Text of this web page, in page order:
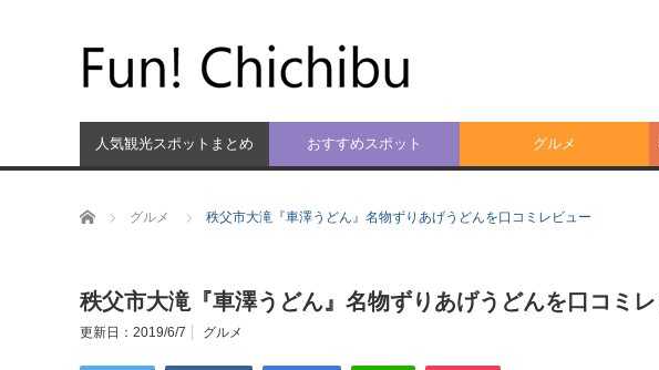
人気観光スポットまとめ おすすめスポット グルメ
ホーム グルメ 秩父市大滝『車澤うどん』名物ずりあげうどんを口コミレビュー
秩父市大滝『車澤うどん』名物ずりあげうどんを口コミ
更新日： 2019/6/7 グルメ